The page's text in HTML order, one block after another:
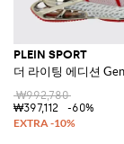
PLEIN SPORT
더 라이팅 에디션
₩992,780
₩397,112
-60%